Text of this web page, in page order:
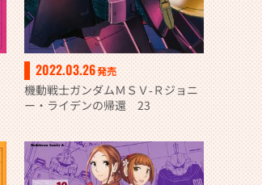
2022.03.26発売
機動戦士ガンダムＭＳＶ‐Ｒジョニ
ー・ライデンの帰還 23